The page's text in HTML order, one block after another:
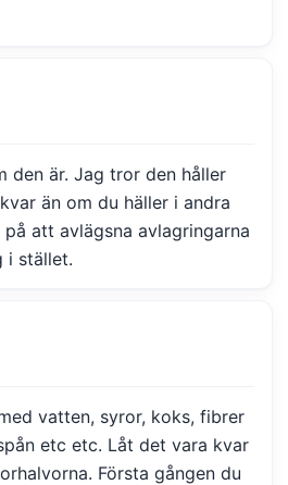
den är. Jag tror den håller
än om du häller i andra
att avlägsna avlagringarna
i stället.
vatten, syror, koks, fibrer
etc etc. Låt det vara kvar
Första gången du